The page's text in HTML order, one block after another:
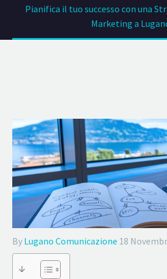
Pianifica il tuo successo con una
Marketing a
By Lugano Comunicazione 18
↓